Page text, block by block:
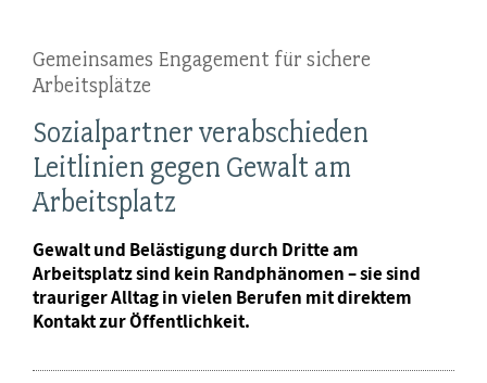
Gemeinsames Engagement für sichere
Arbeitsplätze
Sozialpartner verabschieden
Leitlinien gegen Gewalt am
Arbeitsplatz
Gewalt und Belästigung durch Dritte am
Arbeitsplatz sind kein Randphänomen – sie sind
trauriger Alltag in vielen Berufen mit direktem
Kontakt zur Öffentlichkeit.